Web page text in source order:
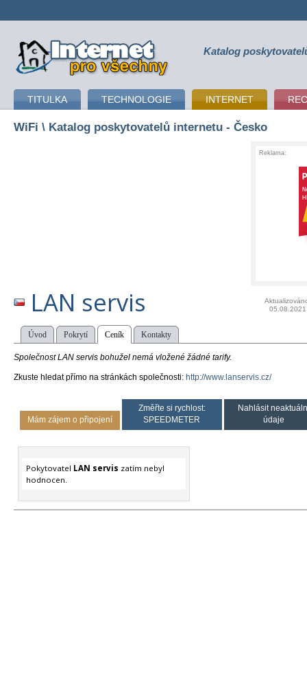
připojení k internetu Katalog
TITULKA TECHNOLOGIE INTERNET
WiFi \ Katalog poskytovatelů internetu - Česko
Reklama:
LAN servis
05.08.2021
Úvod Pokrytí Ceník Kontakty
Společnost LAN servis bohužel nemá vložené žádné tarify.
Zkuste hledat přímo na stránkách společnosti: http://www.lanservis.cz/
Mám zájem o připojení
Změřte si rychlost:
SPEEDMETER
Nahlásit
údaje
Pokytovatel LAN servis zatím nebyl
hodnocen.